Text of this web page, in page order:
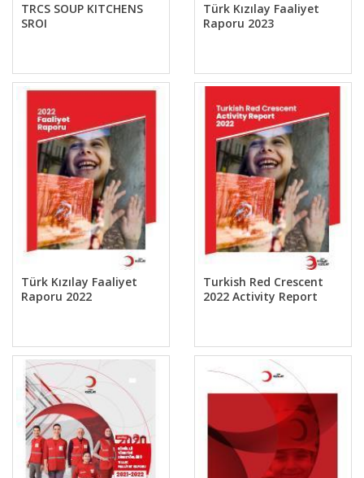
TRCS SOUP KITCHENS
SROI
Türk Kızılay Faaliyet
Raporu 2023
Türk Kızılay Faaliyet
Raporu 2022
Turkish Red Crescent
2022 Activity Report